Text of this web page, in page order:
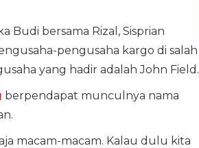
Budi bersama Rizal, Sisprian
pengusaha kargo di salah
yang hadir adalah John Field.
berpendapat munculnya nama
macam-macam. Kalau dulu kita